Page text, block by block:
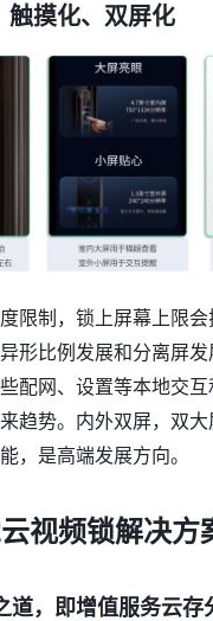
触摸化、双屏化
限制，锁上屏幕上限
形比例发展和分离屏
配网、设置等本地交
趋势。内外双屏，双
，是高端发展方向。
视频锁解决方
道，即增值服务云存